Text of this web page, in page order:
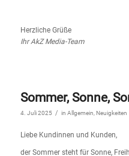
Herzliche Grüße
Ihr AkZ Media-Team
Sommer, Sonne,
4. Juli 2025 / in Allgemein Neuigkeiten
Liebe Kundinnen und Kunden,
der Sommer steht für Sonne,